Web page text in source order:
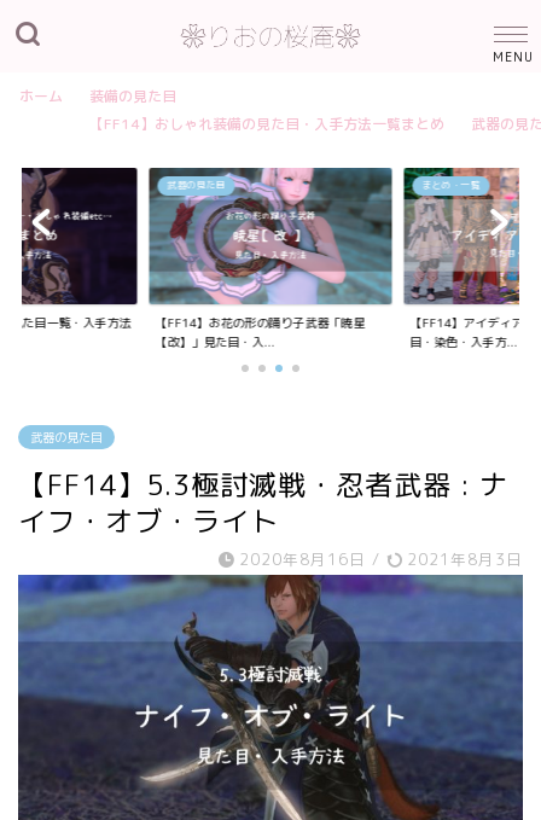
ホーム
装備の見た目
【FF14】おしゃれ装備の見た目・入手方法一覧まとめ
武器の見
見た目一覧・入手方法
武器の見た目
【FF14】お花の形の踊り子武器「暁星
【改】」見た目・入...
まとめ・一覧
【FF14】アイディア
目・染色・入手方...
武器の見た目
【FF14】5.3極討滅戦・忍者武器 : ナ
イフ・オブ・ライト
2020年8月16日 / 2021年8月3日